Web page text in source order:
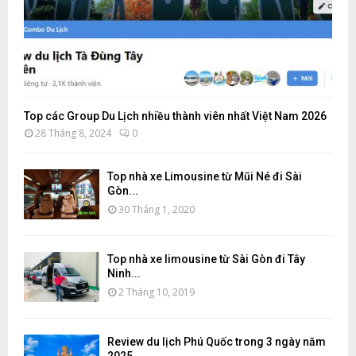
Top các Group Du Lịch nhiều thành viên nhất Việt Nam 2026
28 Tháng 8, 2024 0
Top nhà xe Limousine từ Mũi Né đi Sài
Gòn...
30 Tháng 1, 2020
Top nhà xe limousine từ Sài Gòn đi Tây
Ninh...
2 Tháng 10, 2019
Review du lịch Phú Quốc trong 3 ngày năm